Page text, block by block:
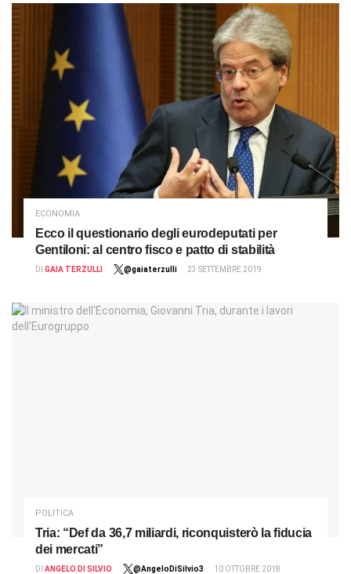
ECONOMIA
Ecco il questionario degli eurodeputati per
Gentiloni: al centro fisco e patto di stabilità
DI GAIA TERZULLI @gaiaterzulli 23 SETTEMBRE 2019
POLITICA
Tria: “Def da 36,7 miliardi, riconquisterò la fiducia
dei mercati”
DI ANGELO DI SILVIO @AngeloDiSilvio3 10 OTTOBRE 2018